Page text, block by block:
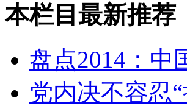
本栏目最新推荐
盘点2014：中
党内决不容忍